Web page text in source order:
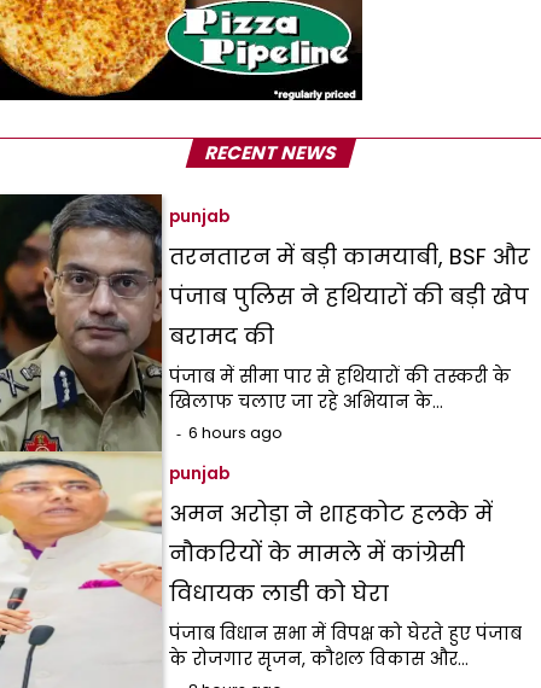
RECENT NEWS
punjab
तरनतारन में बड़ी कामयाबी, BSF और
पंजाब पुलिस ने हथियारों की बड़ी खेप
बरामद की
पंजाब में सीमा पार से हथियारों की तस्करी के
खिलाफ चलाए जा रहे अभियान के…
6 hours ago
punjab
अमन अरोड़ा ने शाहकोट हलके में
नौकरियों के मामले में कांग्रेसी
विधायक लाडी को घेरा
पंजाब विधान सभा में विपक्ष को घेरते हुए पंजाब
के रोजगार सृजन, कौशल विकास और…